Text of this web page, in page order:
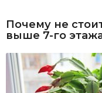
Почему не
выше 7-го